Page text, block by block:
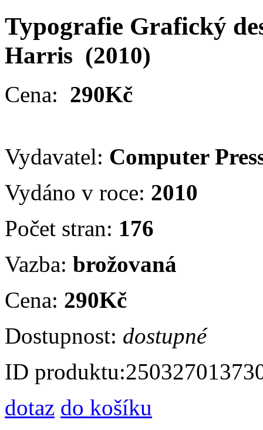
Typografie Grafický
Harris (2010)
Cena: 290Kč
Vydavatel: Computer
Vydáno v roce: 2010
Počet stran: 176
Vazba: brožovaná
Cena: 290Kč
Dostupnost: dostupné
ID produktu:
dotaz do košíku